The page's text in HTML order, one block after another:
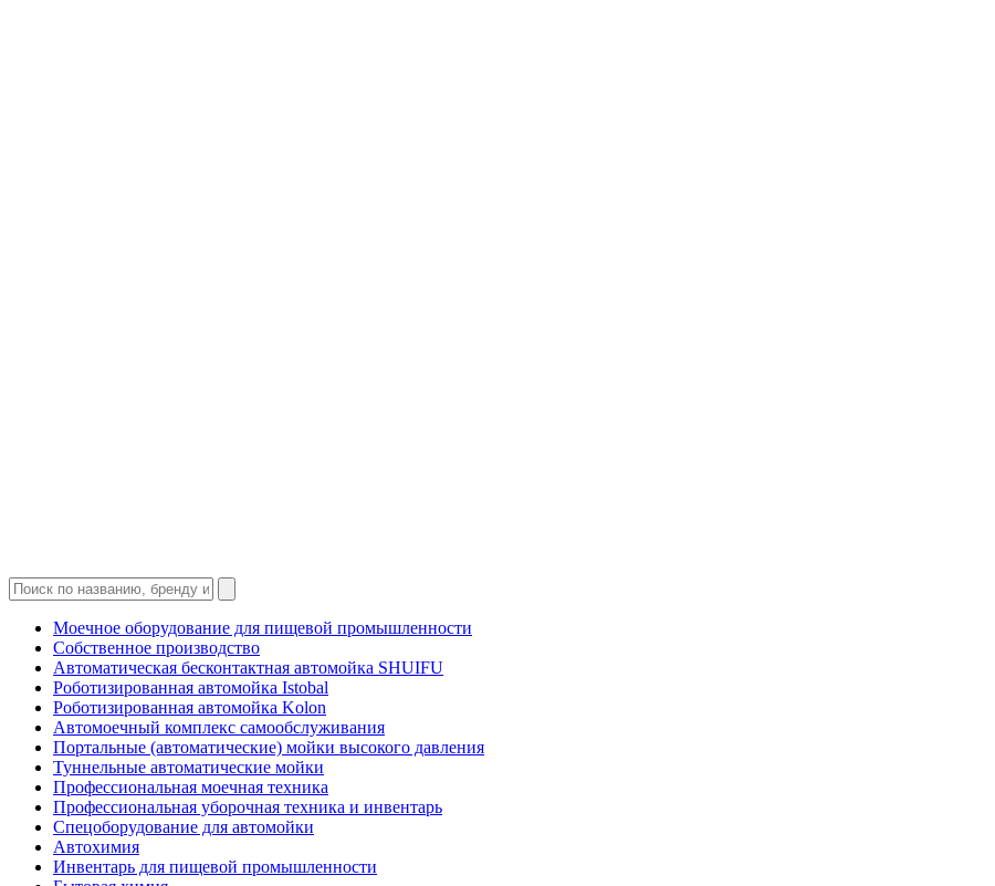
Моечное оборудование для пищевой промышленности
Собственное производство
Автоматическая бесконтактная автомойка SHUIFU
Роботизированная автомойка Istobal
Роботизированная автомойка Kolon
Автомоечный комплекс самообслуживания
Портальные (автоматические) мойки высокого давления
Туннельные автоматические мойки
Профессиональная моечная техника
Профессиональная уборочная техника и инвентарь
Спецоборудование для автомойки
Автохимия
Инвентарь для пищевой промышленности